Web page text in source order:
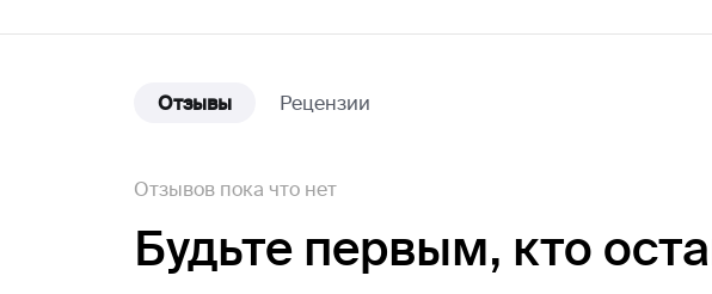
Отзывы Рецензии
Отзывов пока что нет
Будьте первым, кто